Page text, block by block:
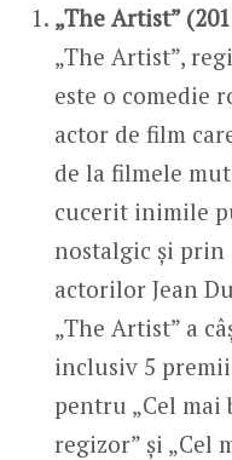
„The Artist”
„The Artist”,
este o comedie
actor de film
de la filmele
cucerit inimile
nostalgic și prin
actorilor Jean
„The Artist” a
inclusiv 5
pentru „Cel mai
regizor” și „Cel